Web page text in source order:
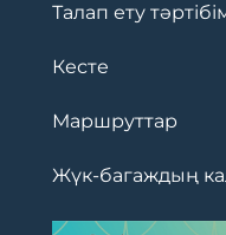
Талап ету
Кесте
Маршруттар
Жүк-багаждың